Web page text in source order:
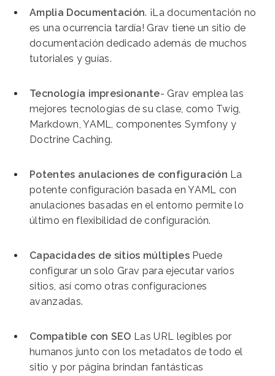
Amplia Documentación. ¡La documentación no
es una ocurrencia tardía! Grav tiene un sitio de
documentación dedicado además de muchos
tutoriales y guías.
Tecnología impresionante- Grav emplea las
mejores tecnologías de su clase, como Twig,
Markdown, YAML, componentes Symfony y
Doctrine Caching.
Potentes anulaciones de configuración La
potente configuración basada en YAML con
anulaciones basadas en el entorno permite lo
último en flexibilidad de configuración.
Capacidades de sitios múltiplesPuede
configurar un solo Grav para ejecutar varios
sitios, así como otras configuraciones
avanzadas.
Compatible con SEO Las URL legibles por
humanos junto con los metadatos de todo el
sitio y por página brindan fantásticas